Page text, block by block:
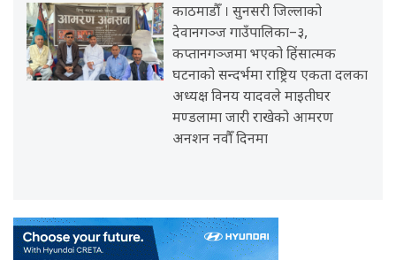
काठमाडौँ । सुनसरी जिल्लाको
देवानगञ्ज गाउँपालिका–३,
कप्तानगञ्जमा भएको हिंसात्मक
घटनाको सन्दर्भमा राष्ट्रिय एकता दलका
अध्यक्ष विनय यादवले माइतीघर
मण्डलामा जारी राखेको आमरण
अनशन नवौँ दिनमा